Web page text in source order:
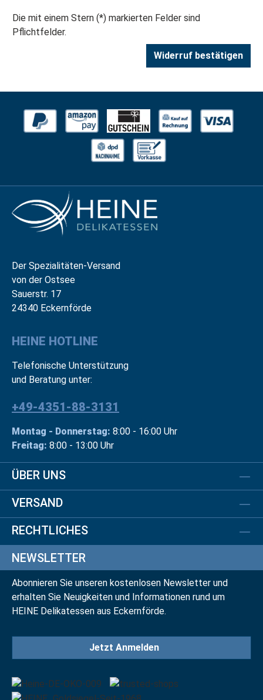
Die mit einem Stern (*) markierten Felder sind
Pflichtfelder.
Widerruf bestätigen
Der Spezialitäten-Versand
von der Ostsee
Sauerstr. 17
24340 Eckernförde
HEINE HOTLINE
Telefonische Unterstützung
und Beratung unter:
+49-4351-88-3131
Montag - Donnerstag: 8:00 - 16:00 Uhr
Freitag: 8:00 - 13:00 Uhr
ÜBER UNS
VERSAND
RECHTLICHES
NEWSLETTER
Abonnieren Sie unseren kostenlosen Newsletter und
erhalten Sie Neuigkeiten und Informationen rund um
HEINE Delikatessen aus Eckernförde.
Jetzt Anmelden